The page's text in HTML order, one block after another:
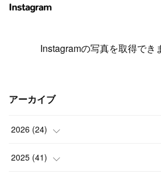
Instagram
Instagramの写真を取得でき
アーカイブ
2026 (24)
(1)
2025 (41)